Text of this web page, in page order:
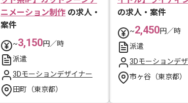
ニメーション制作 の求人・
案件
~3,150円／時
派遣
3Dモーションデザイナー
田町（東京都）
の求人・案件
~2,450円／時
派遣
3Dモーションデ
市ヶ谷（東京都）